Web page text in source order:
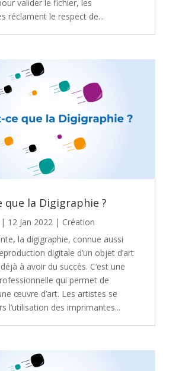
valider le fichier, les
réclament le respect de...
que la Digigraphie ?
12 Jan 2022| Création
la digigraphie, connue aussi
digitale d’un objet d’art
à avoir du succès. C’est une
qui permet de
œuvre d’art. Les artistes se
l’utilisation des imprimantes...